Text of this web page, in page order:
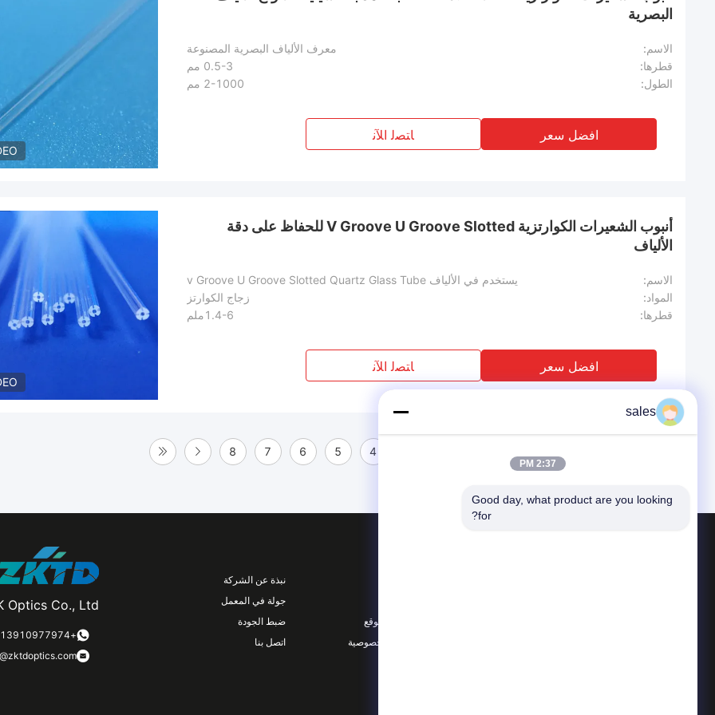
البصرية
الاسم:
معرف الألياف البصرية المصنوعة
قطرها:
0.5-3 مم
الطول:
2-1000 مم
افضل سعر ﺎﺘﺼﻟ ﺍﻶﻧ
أنبوب الشعيرات الكوارتزية V Groove U Groove Slotted للحفاظ على دقة
الألياف
الاسم:
يستخدم في الألياف v Groove U Groove Slotted Quartz Glass Tube
المواد:
زجاج الكوارتز
قطرها:
1.4-6ملم
افضل سعر ﺎﺘﺼﻟ ﺍﻶﻧ
4
5
6
7
8
Optics Co., Ltd.
+8613910977974
نبذة عن الشركة
جولة في المعمل
ضبط الجودة
اتصل بنا
خريطة الموقع
سياسة الخصوصية
sales
2:37 PM
Good day, what product are you looking
for?